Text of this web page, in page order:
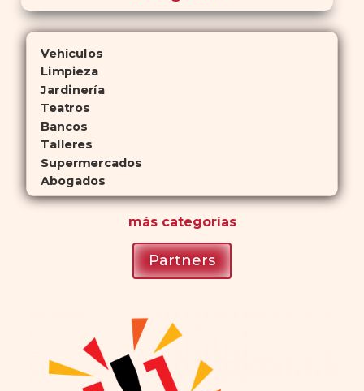
Vehículos
Limpieza
Jardinería
Teatros
Bancos
Talleres
Supermercados
Abogados
máscategorías
Partners